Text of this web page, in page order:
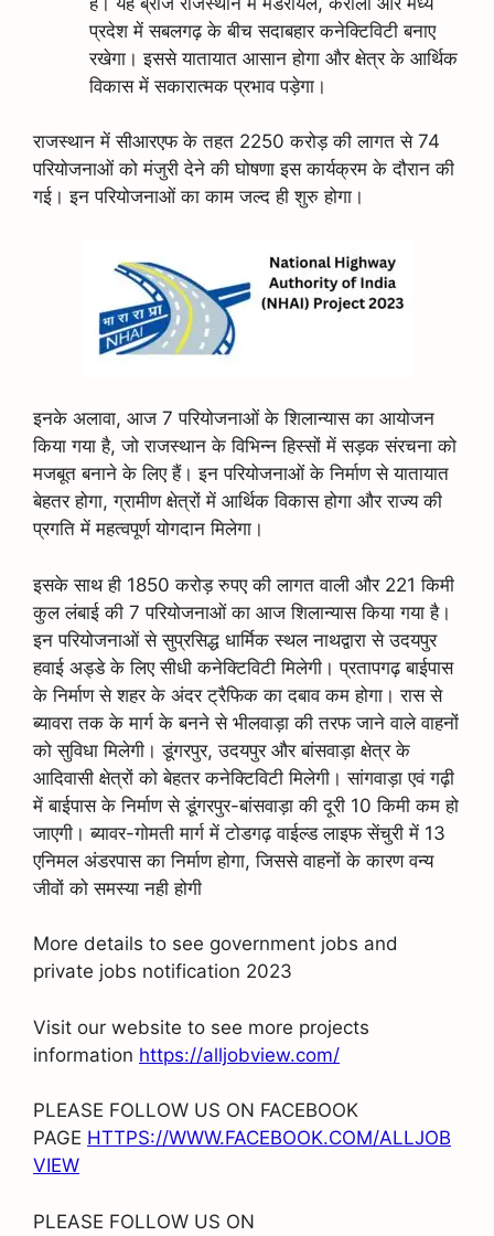
प्रदेश में सबलगढ़ के बीच सदाबहार कनेक्टिविटी बनाए
रखेगा। इससे यातायात आसान होगा और क्षेत्र के आर्थिक
विकास में सकारात्मक प्रभाव पड़ेगा।
राजस्थान में सीआरएफ के तहत 2250 करोड़ की लागत से 74
परियोजनाओं को मंजुरी देने की घोषणा इस कार्यक्रम के दौरान की
गई। इन परियोजनाओं का काम जल्द ही शुरु होगा।
इनके अलावा, आज 7 परियोजनाओं के शिलान्यास का आयोजन
किया गया है, जो राजस्थान के विभिन्न हिस्सों में सड़क संरचना को
मजबूत बनाने के लिए हैं। इन परियोजनाओं के निर्माण से यातायात
बेहतर होगा, ग्रामीण क्षेत्रों में आर्थिक विकास होगा और राज्य की
प्रगति में महत्वपूर्ण योगदान मिलेगा।
इसके साथ ही 1850 करोड़ रुपए की लागत वाली और 221 किमी
कुल लंबाई की 7 परियोजनाओं का आज शिलान्यास किया गया है।
इन परियोजनाओं से सुप्रसिद्ध धार्मिक स्थल नाथद्वारा से उदयपुर
हवाई अड्डे के लिए सीधी कनेक्टिविटी मिलेगी। प्रतापगढ़ बाईपास
के निर्माण से शहर के अंदर ट्रैफिक का दबाव कम होगा। रास से
ब्यावरा तक के मार्ग के बनने से भीलवाड़ा की तरफ जाने वाले वाहनों
को सुविधा मिलेगी। डूंगरपुर, उदयपुर और बांसवाड़ा क्षेत्र के
आदिवासी क्षेत्रों को बेहतर कनेक्टिविटी मिलेगी। सांगवाड़ा एवं गढ़ी
में बाईपास के निर्माण से डूंगरपुर-बांसवाड़ा की दूरी 10 किमी कम हो
जाएगी। ब्यावर-गोमती मार्ग में टोडगढ़ वाईल्ड लाइफ सेंचुरी में 13
एनिमल अंडरपास का निर्माण होगा, जिससे वाहनों के कारण वन्य
जीवों को समस्या नही होगी
More details to see government jobs and
private jobs notification 2023
Visit our website to see more projects
information https://alljobview.com/
PLEASE FOLLOW US ON FACEBOOK
PAGE HTTPS://WWW.FACEBOOK.COM/ALLJOB
VIEW
PLEASE FOLLOW US ON